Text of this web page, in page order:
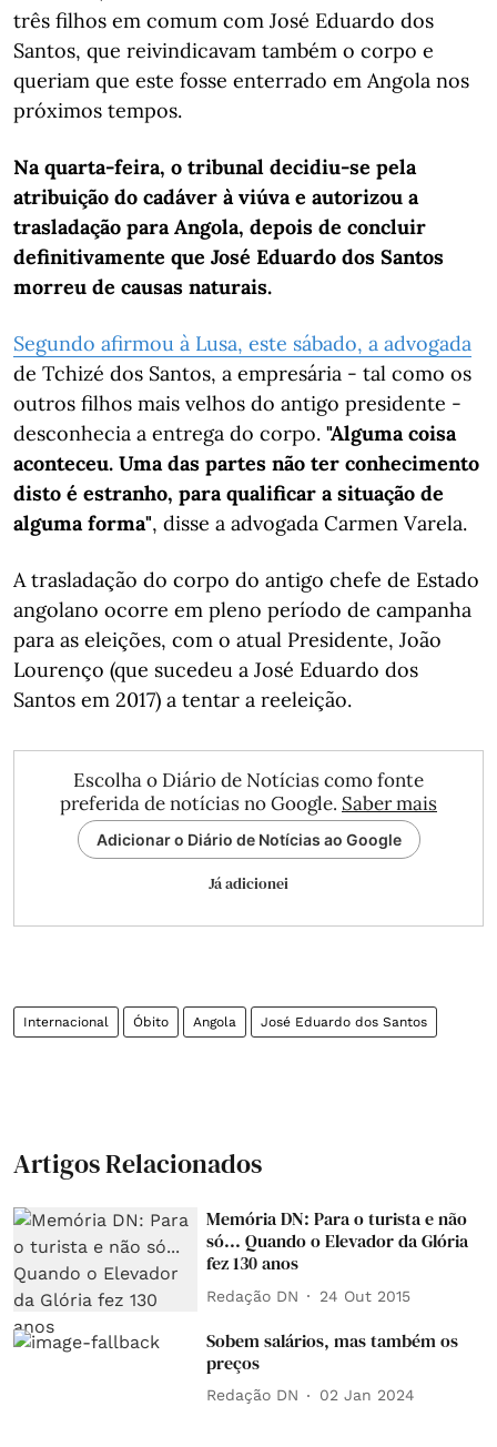
três filhos em comum com José Eduardo dos
Santos, que reivindicavam também o corpo e
queriam que este fosse enterrado em Angola nos
próximos tempos.
Na quarta-feira, o tribunal decidiu-se pela
atribuição do cadáver à viúva e autorizou a
trasladação para Angola, depois de concluir
definitivamente que José Eduardo dos Santos
morreu de causas naturais.
Segundo afirmou à Lusa, este sábado, a advogada
de Tchizé dos Santos, a empresária - tal como os
outros filhos mais velhos do antigo presidente -
desconhecia a entrega do corpo. "Alguma coisa
aconteceu. Uma das partes não ter conhecimento
disto é estranho, para qualificar a situação de
alguma forma", disse a advogada Carmen Varela.
A trasladação do corpo do antigo chefe de Estado
angolano ocorre em pleno período de campanha
para as eleições, com o atual Presidente, João
Lourenço (que sucedeu a José Eduardo dos
Santos em 2017) a tentar a reeleição.
Escolha o Diário de Notícias como fonte
preferida de notícias no Google. Saber mais
Adicionar o Diário de Notícias ao Google
Já adicionei
Internacional Óbito Angola José Eduardo dos Santos
Artigos Relacionados
Memória DN: Para o turista e não
só... Quando o Elevador da Glória
fez 130 anos
Redação DN 24 Out 2015
Sobem salários, mas também os
preços
Redação DN 02 Jan 2024